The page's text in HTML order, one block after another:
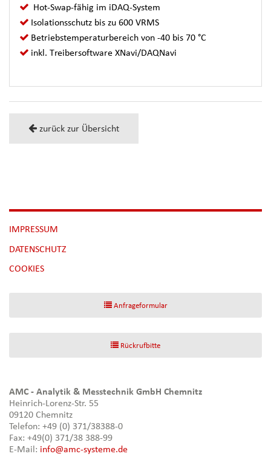
Hot-Swap-fähig im iDAQ-System
Isolationsschutz bis zu 600 VRMS
Betriebstemperaturbereich von -40 bis 70 °C
inkl. Treibersoftware XNavi/DAQNavi
zurück zur Übersicht
NAVIGATION
ÜBERSPRINGEN
IMPRESSUM
DATENSCHUTZ
[NBSP]
COOKIES
Anfrageformular
Rückrufbitte
AMC - Analytik & Messtechnik GmbH Chemnitz
Heinrich-Lorenz-Str. 55
09120 Chemnitz
Telefon: +49 (0) 371/38388-0
Fax: +49(0) 371/38 388-99
E-Mail: info@amc-systeme.de